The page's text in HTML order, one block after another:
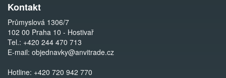
Kontakt
Průmyslová 1306/7
102 00 Praha 10 - Hostivař
Tel.: +420 244 470 713
E-mail: objednavky@anvitrade.cz
Hotline: +420 720 942 770